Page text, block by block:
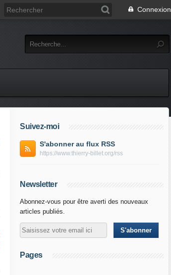
Connexion
Suivez-moi
S'abonner au flux RSS
https://www.thierry-billet.org/rss
Newsletter
Abonnez-vous pour être averti des nouveaux
articles publiés.
Pages